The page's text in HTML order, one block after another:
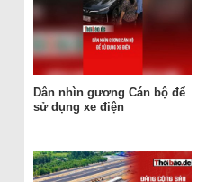
Dân nhìn gương Cán bộ để
sử dụng xe điện